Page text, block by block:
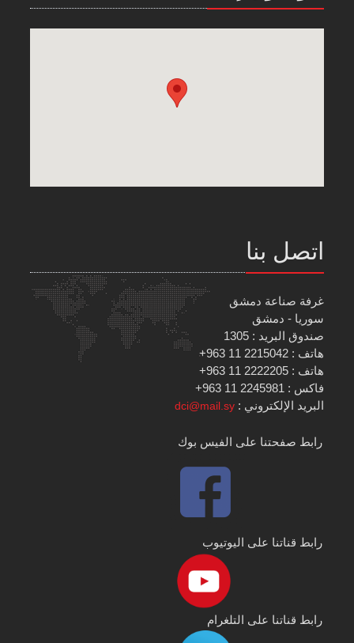
اتصل بنا
غرفة صناعة دمشق
سوريا - دمشق
صندوق البريد : 1305
هاتف : 2215042 11 963+
هاتف : 2222205 11 963+
فاكس : 2245981 11 963+
البريد الإلكتروني :dci@mail.sy
رابط صفحتنا على الفيس بوك
رابط قناتنا على اليوتيوب
رابط قناتنا على التلغرام